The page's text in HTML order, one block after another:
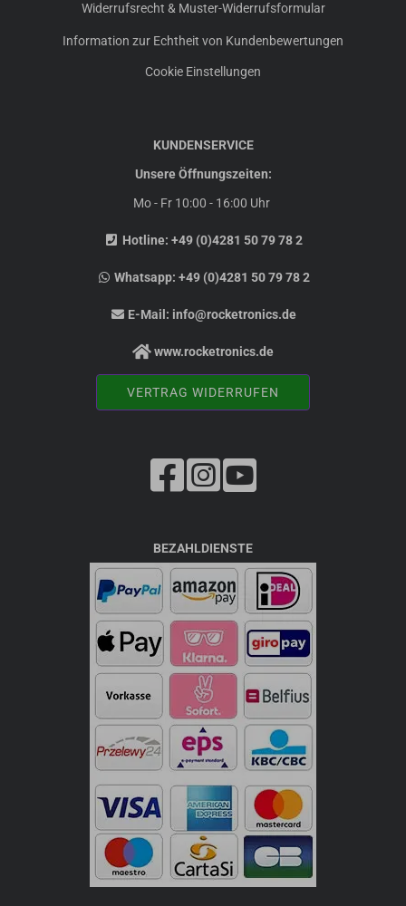
Widerrufsrecht & Muster-Widerrufsformular
Information zur Echtheit von Kundenbewertungen
Cookie Einstellungen
KUNDENSERVICE
Unsere Öffnungszeiten:
Mo - Fr 10:00 - 16:00 Uhr
Hotline: +49 (0)4281 50 79 78 2
Whatsapp:+49 (0)4281 50 79 78 2
E-Mail: info@rocketronics.de
www.rocketronics.de
VERTRAG WIDERRUFEN
BEZAHLDIENSTE